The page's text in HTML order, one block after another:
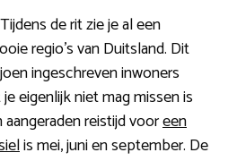
de rit zie je al een
regio’s van Duitsland. Dit
ingeschreven inwoners
eigenlijk niet mag missen is
reistijd vooreen
is mei, juni en september. De